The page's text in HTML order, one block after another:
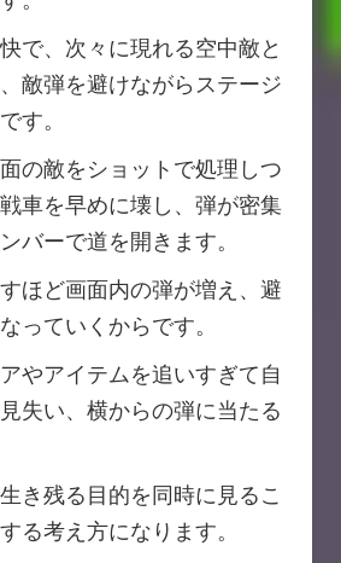
で、次々に現れる空中敵と
敵弾を避けながらステージ
す。
の敵をショットで処理しつ
車を早めに壊し、弾が密集
バーで道を開きます。
ほど画面内の弾が増え、避
っていくからです。
やアイテムを追いすぎて自
失い、横からの弾に当たる
き残る目的を同時に見るこ
る考え方になります。